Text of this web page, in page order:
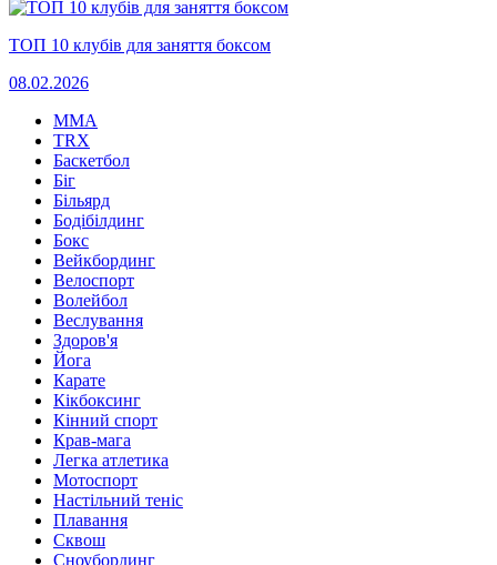
ТОП 10 клубів для заняття боксом
08.02.2026
MMA
TRX
Баскетбол
Біг
Більярд
Бодібілдинг
Бокс
Вейкбординг
Велоспорт
Волейбол
Веслування
Здоров'я
Йога
Карате
Кікбоксинг
Кінний спорт
Крав-мага
Легка атлетика
Мотоспорт
Настільний теніс
Плавання
Сквош
Сноубординг